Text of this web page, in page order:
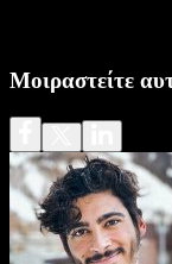
Μοιραστείτε